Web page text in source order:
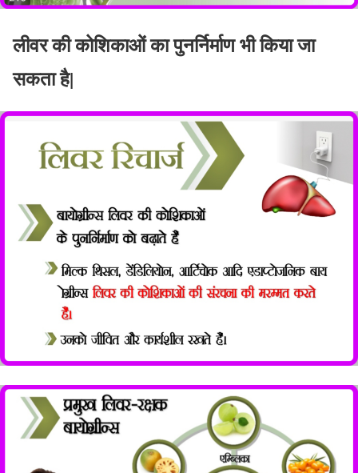
लीवर की कोशिकाओं का पुनर्निर्माण भी किया जा
सकता है|